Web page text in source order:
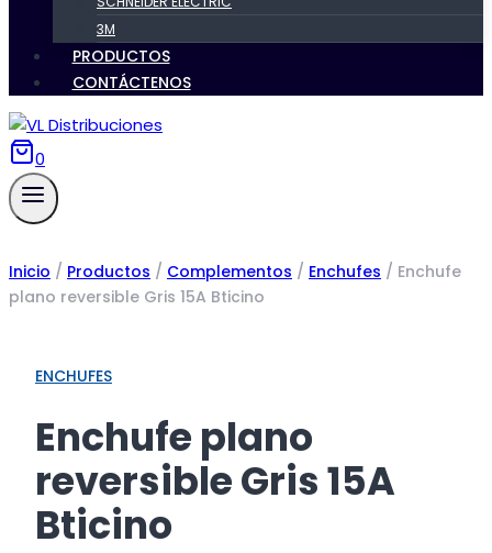
3M
PRODUCTOS
CONTÁCTENOS
0
Inicio / Productos / Complementos / Enchufes / Enchufe
plano reversible Gris 15A Bticino
ENCHUFES
Enchufe plano
reversible Gris 15A
Bticino